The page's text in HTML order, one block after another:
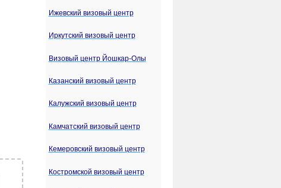
Ижевский визовый центр
Иркутский визовый центр
Визовый центр Йошкар-Олы
Казанский визовый центр
Калужский визовый центр
Камчатский визовый центр
Кемеровский визовый центр
Костромской визовый центр